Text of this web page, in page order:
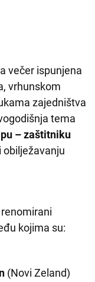
večer ispunjena
vrhunskom
zajedništva
tema
– zaštitniku
obilježavanju
kojima su:
(Novi Zeland)